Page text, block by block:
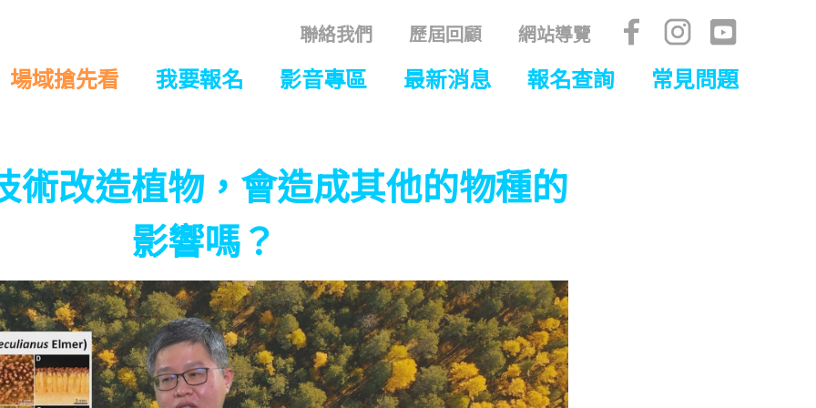
聯絡我們 歷屆回顧 網站導覽
場域搶先看 我要報名 影音專區 最新消息 報名查詢 常見問題
術改造植物，會造成其他的物種的
影響嗎？